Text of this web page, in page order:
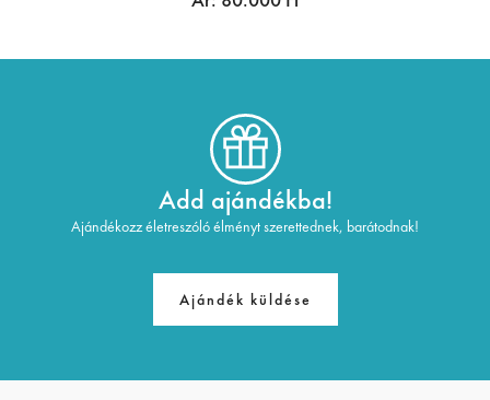
Add ajándékba!
Ajándékozz életreszóló élményt szerettednek, barátodnak!
Ajándék küldése